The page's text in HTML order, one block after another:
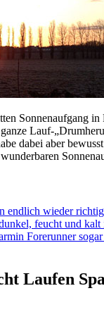
Sonnenaufgang
Lauf-
dabei aber
endlich wieder
feucht und kalt
Forerunner sogar
Laufen